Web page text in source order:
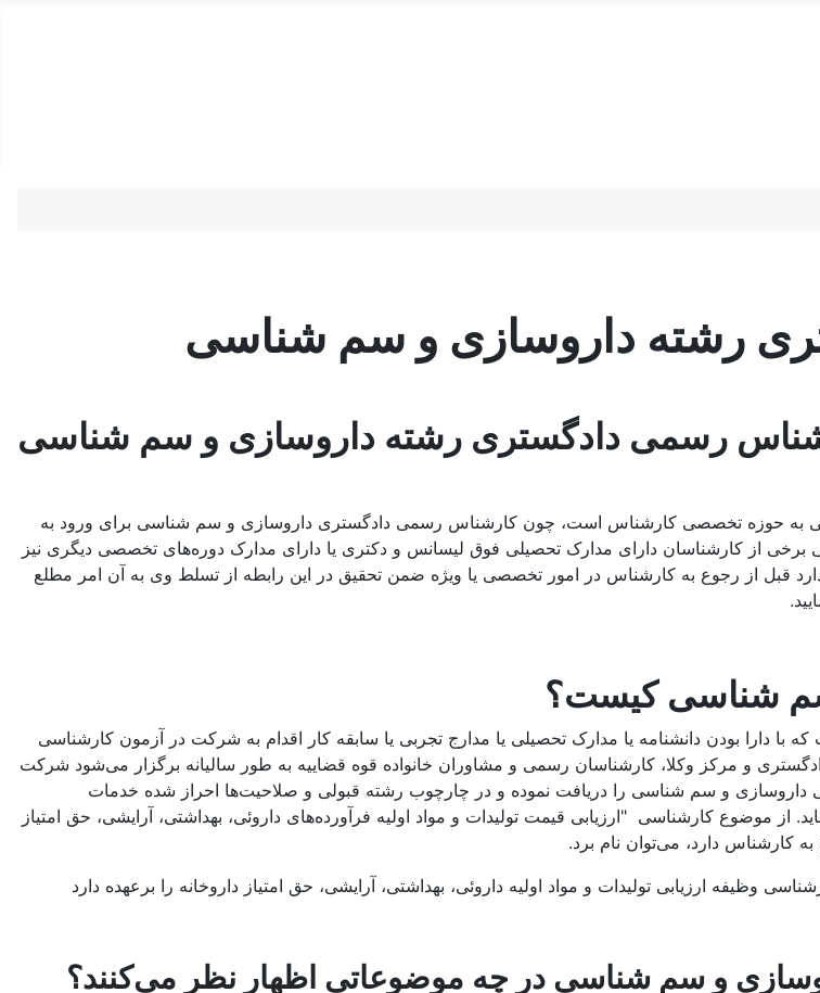
رشته داروسازی و سم شناسی
به حوزه تخصصی کارشناس است، چون کارشناس رسمی دادگستری داروسازی و سم شناسی برای ورود به
برخی از کارشناسان دارای مدارک تحصیلی فوق لیسانس و دکتری یا دارای مدارک دوره‌های تخصصی دیگری نیز
قبل از رجوع به کارشناس در امور تخصصی یا ویژه ضمن تحقیق در این رابطه از تسلط وی به آن امر مطلع
شناسی کیست؟
بودن دانشنامه یا مدارک تحصیلی یا مدارج تجربی یا سابقه کار اقدام به شرکت در آزمون کارشناسی
و مرکز وکلا، کارشناسان رسمی و مشاوران خانواده قوه قضاییه به طور سالیانه برگزار می‌شود شرکت
داروسازی و سم شناسی را دریافت نموده و در چارچوب رشته قبولی و صلاحیت‌ها احراز شده خدمات
موضوع کارشناسی "ارزیابی قیمت تولیدات و مواد اولیه فرآورده‌های داروئی، بهداشتی، آرایشی، حق امتیاز
کارشناس دارد، می‌توان نام برد.
ارزیابی تولیدات و مواد اولیه داروئی، بهداشتی، آرایشی، حق امتیاز داروخانه را برعهده دارد
و سم شناسی در چه موضوعاتی اظهار نظر می‌کنند؟